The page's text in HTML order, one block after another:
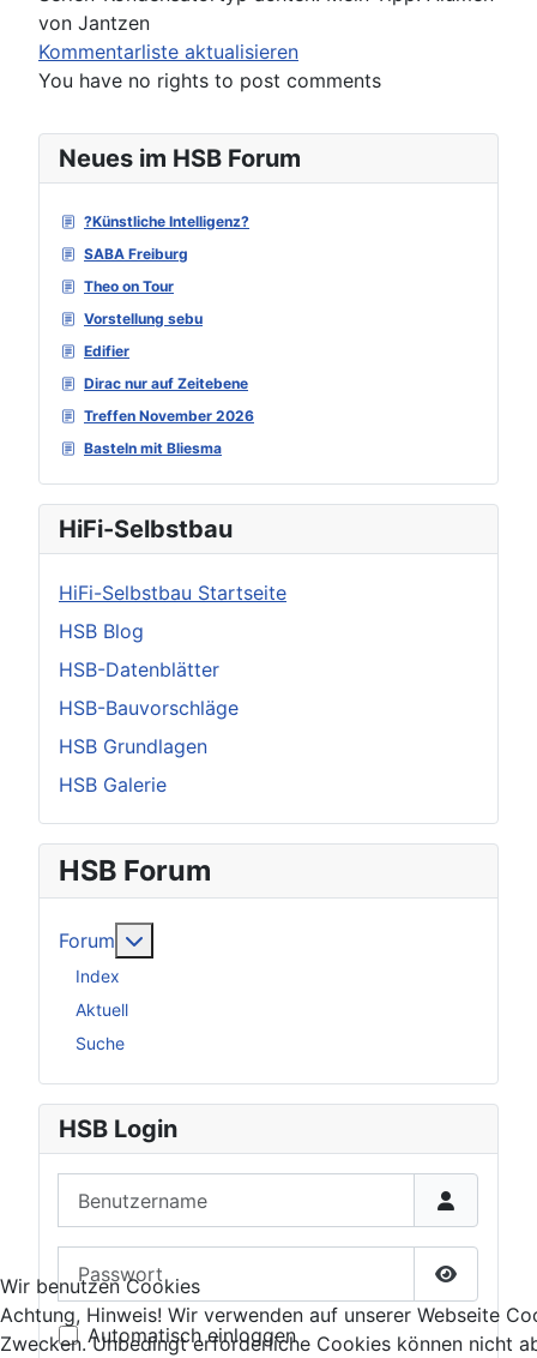
Neues im HSB Forum
?Künstliche Intelligenz?
SABA Freiburg
Theo on Tour
Vorstellung sebu
Edifier
Dirac nur auf Zeitebene
Treffen November 2026
Basteln mit Bliesma
HiFi-Selbstbau
HiFi-Selbstbau Startseite
HSB Blog
HSB-Datenblätter
HSB-Bauvorschläge
HSB Grundlagen
HSB Galerie
HSB Forum
Forum
Index
Aktuell
Suche
HSB Login
Passwort
Automatisch einloggen
von Jantzen
Kommentarliste aktualisieren
You have no rights to post comments
Wir benutzen Cookies
Achtung, Hinweis! Wir verwenden auf unserer Webseite
Zwecken. Unbedingt erforderliche Cookies können nicht